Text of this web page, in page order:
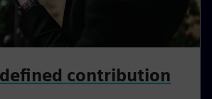
defined contribution